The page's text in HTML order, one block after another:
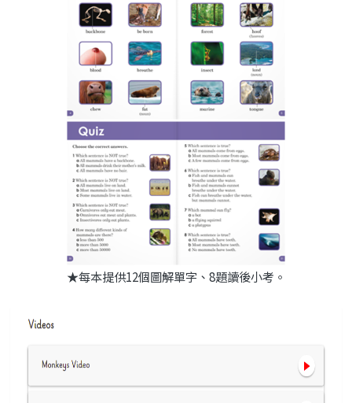
★每本提供12個圖解單字、8題讀後小考。